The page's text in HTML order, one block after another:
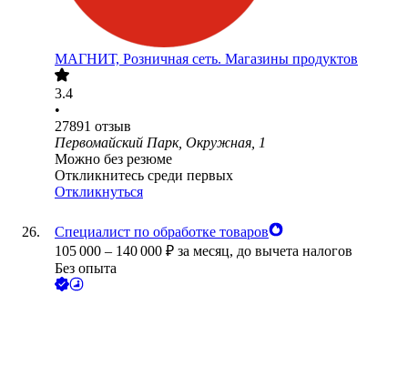
МАГНИТ, Розничная сеть. Магазины продуктов
3.4
•
27891 отзыв
Первомайский Парк, Окружная, 1
Можно без резюме
Откликнитесь среди первых
Откликнуться
Специалист по обработке товаров
105 000 – 140 000 ₽ за месяц, до вычета налогов
Без опыта